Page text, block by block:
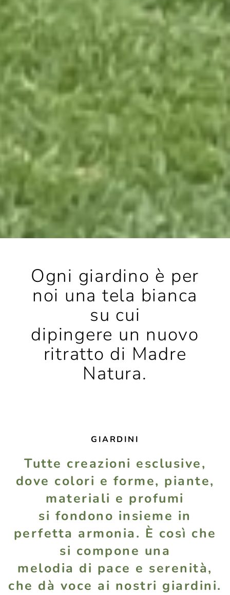
Ogni giardino è per
noi una tela bianca
su cui
dipingere un nuovo
ritratto di Madre
Natura.
GIARDINI
Tutte creazioni esclusive,
dove colori e forme, piante,
materiali e profumi
si fondono insieme in
perfetta armonia. È così che
si compone una
melodia di pace e serenità,
che dà voce ai nostri giardini.